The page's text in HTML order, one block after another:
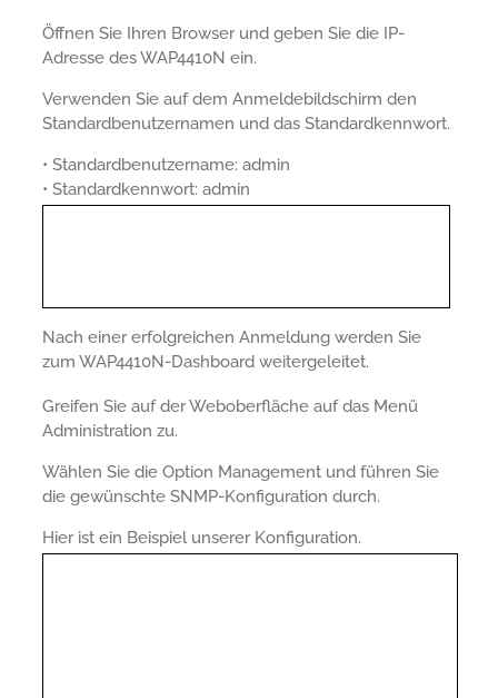
Öffnen Sie Ihren Browser und geben Sie die IP-
Adresse des WAP4410N ein.
Verwenden Sie auf dem Anmeldebildschirm den
Standardbenutzernamen und das Standardkennwort.
• Standardbenutzername: admin
• Standardkennwort: admin
Nach einer erfolgreichen Anmeldung werden Sie
zum WAP4410N-Dashboard weitergeleitet.
Greifen Sie auf der Weboberfläche auf das Menü
Administration zu.
Wählen Sie die Option Management und führen Sie
die gewünschte SNMP-Konfiguration durch.
Hier ist ein Beispiel unserer Konfiguration.